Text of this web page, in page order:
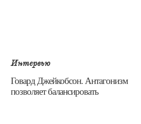
Интервью
​Говард Джейкобсон. Антагонизм
позволяет балансировать